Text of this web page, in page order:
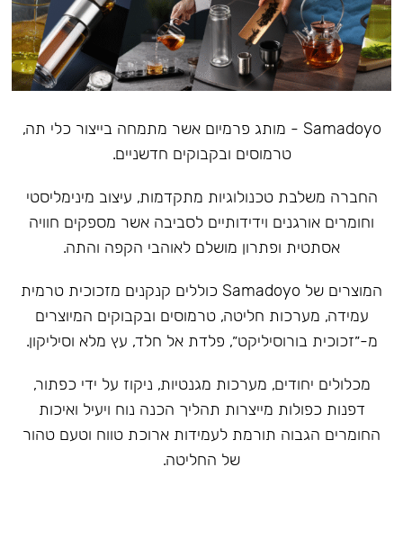
Samadoyo - מותג פרמיום אשר מתמחה בייצור כלי תה,
טרמוסים ובקבוקים חדשניים.
‏החברה משלבת טכנולוגיות מתקדמות, עיצוב מינימליסטי
וחומרים אורגנים וידידותיים לסביבה אשר מספקים חוויה
אסתטית ופתרון מושלם לאוהבי הקפה והתה.
המוצרים של Samadoyo כוללים קנקנים מזכוכית טרמית
עמידה, מערכות חליטה, טרמוסים ובקבוקים המיוצרים
מ-״זכוכית בורוסיליקט״, פלדת אל חלד, עץ מלא וסיליקון.
מכלולים יחודים, מערכות מגנטיות, ניקוז על ידי כפתור,
דפנות כפולות מייצרות תהליך הכנה נוח ויעיל ואיכות
החומרים הגבוה תורמת לעמידות ארוכת טווח וטעם טהור
של החליטה.